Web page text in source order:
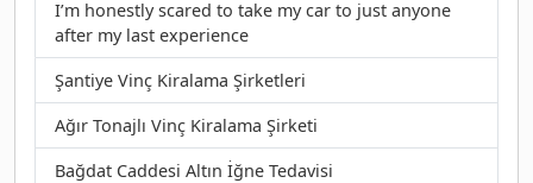
I’m honestly scared to take my car to just anyone
after my last experience
Şantiye Vinç Kiralama Şirketleri
Ağır Tonajlı Vinç Kiralama Şirketi
Bağdat Caddesi Altın İğne Tedavisi